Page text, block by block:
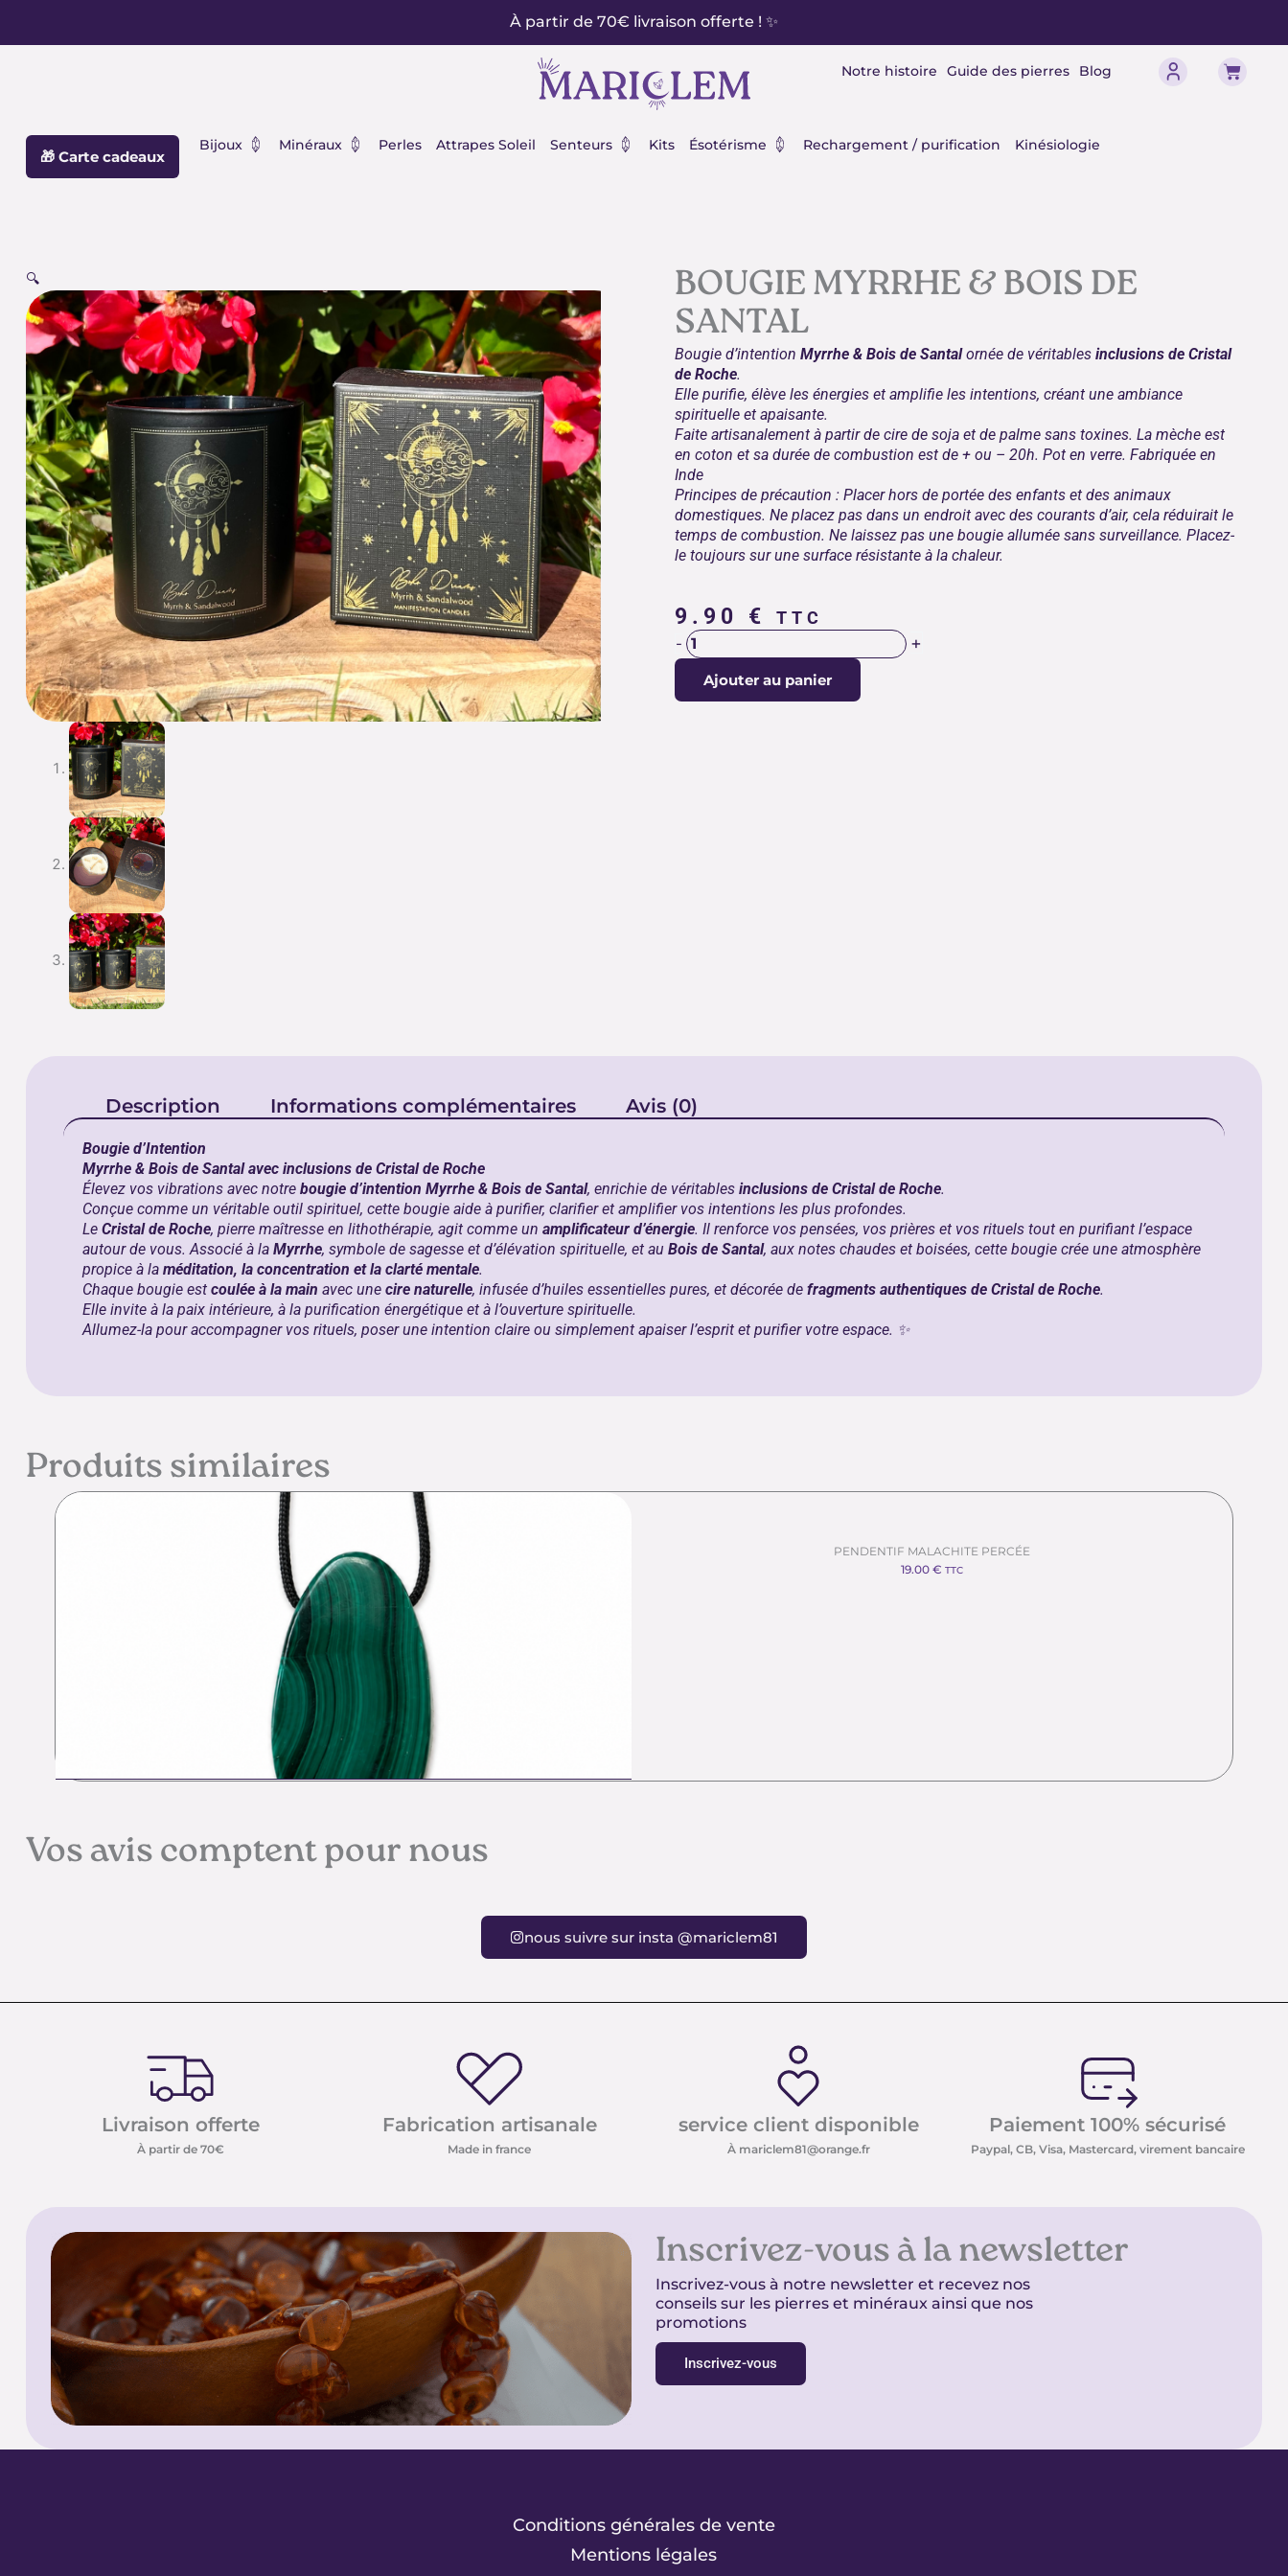
À partir de 70€ livraison offerte ! ✨
Notre histoire Guide des pierres Blog Panier
🎁 Carte cadeaux
Bijoux Ouvrir Bijoux
Minéraux Ouvrir Minéraux
Perles Attrapes Soleil Senteurs Ouvrir Senteurs
Kits Ésotérisme Ouvrir Ésotérisme
Rechargement / purification Kinésiologie
🔍 BOUGIE MYRRHE & BOIS DE
SANTAL
Bougie d’intention Myrrhe & Bois de Santalornée de véritables inclusions de Cristal
de Roche.
Elle purifie, élève les énergies et amplifie les intentions, créant une ambiance
spirituelle et apaisante.
Faite artisanalement à partir de cire de soja et de palme sans toxines. La mèche est
en coton et sa durée de combustion est de + ou – 20h. Pot en verre. Fabriquée en
Inde
Principes de précaution : Placer hors de portée des enfants et des animaux
domestiques. Ne placez pas dans un endroit avec des courants d’air, cela réduirait le
temps de combustion. Ne laissez pas une bougie allumée sans surveillance. Placez-
le toujours sur une surface résistante à la chaleur.
9.90 € TTC
- quantité
de
BOUGIE
+
Ajouter au panier
Description Informations complémentaires Avis (0)
Bougie d’Intention
Myrrhe & Bois de Santal avec inclusions de Cristal de Roche
Élevez vos vibrations avec notre bougie d’intention Myrrhe & Bois de Santal, enrichie de véritables inclusions de Cristal de Roche.
Conçue comme un véritable outil spirituel, cette bougie aide à purifier, clarifier et amplifier vos intentions les plus profondes.
Le Cristal de Roche, pierre maîtresse en lithothérapie, agit comme un amplificateur d’énergie. Il renforce vos pensées, vos prières et vos rituels tout en purifiant l’espace
autour de vous. Associé à la Myrrhe, symbole de sagesse et d’élévation spirituelle, et au Bois de Santal, aux notes chaudes et boisées, cette bougie crée une atmosphère
propice à la méditation, la concentration et la clarté mentale.
Chaque bougie est coulée à la main avec une cire naturelle, infusée d’huiles essentielles pures, et décorée de fragments authentiques de Cristal de Roche.
Elle invite à la paix intérieure, à la purification énergétique et à l’ouverture spirituelle.
Allumez-la pour accompagner vos rituels, poser une intention claire ou simplement apaiser l’esprit et purifier votre espace. ✨
Produits similaires
PENDENTIF MALACHITE PERCÉE
19.00€ TTC
Vos avis comptent pour nous
nous suivre sur insta @mariclem81
Livraison offerte
À partir de 70€
Fabrication artisanale
Made in france
service client disponible
À mariclem81@orange.fr
Paiement 100% sécurisé
Paypal, CB, Visa, Mastercard, virement bancaire
Inscrivez-vous à la newsletter
Inscrivez-vous à notre newsletter et recevez nos
conseils sur les pierres et minéraux ainsi que nos
promotions
Inscrivez-vous
Conditions générales de vente
Mentions légales